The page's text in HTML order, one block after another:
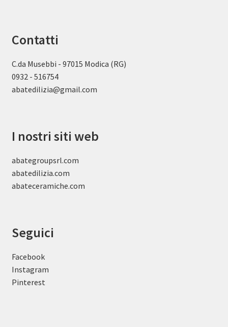
Contatti
C.da Musebbi - 97015 Modica (RG)
0932 - 516754
abatedilizia@gmail.com
I nostri siti web
abategroupsrl.com
abatedilizia.com
abateceramiche.com
Seguici
Facebook
Instagram
Pinterest